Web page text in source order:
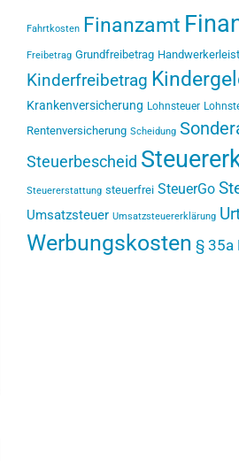
Fahrtkosten Finanzamt
Freibetrag Grundfreibetrag
Kinderfreibetrag
Krankenversicherung Lohnsteuer
Rentenversicherung Scheidung
Steuerbescheid
Steuererstattung steuerfrei SteuerGo
Umsatzsteuer Umsatzsteuererklärung
Werbungskosten § 35a